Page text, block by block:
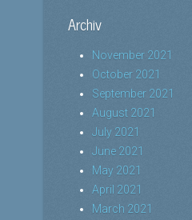
Archiv
November 2021
October 2021
September 2021
August 2021
July 2021
June 2021
May 2021
April 2021
March 2021